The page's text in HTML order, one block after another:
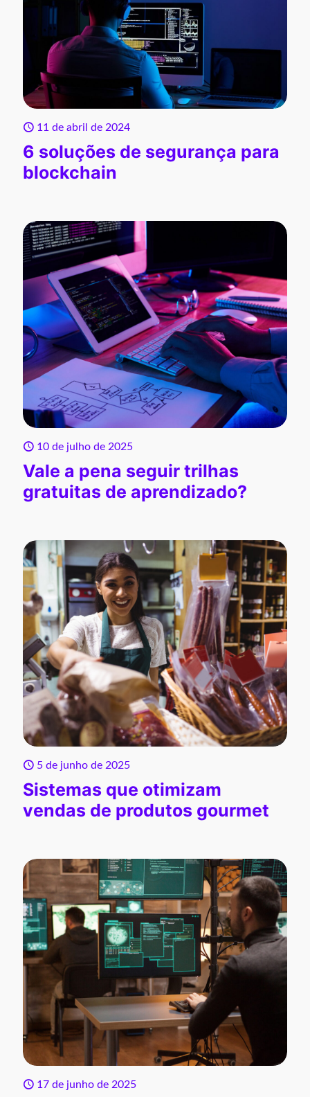
11 de abril de 2024
6 soluções de segurança para
blockchain
10 de julho de 2025
Vale a pena seguir trilhas
gratuitas de aprendizado?
5 de junho de 2025
Sistemas que otimizam
vendas de produtos gourmet
17 de junho de 2025